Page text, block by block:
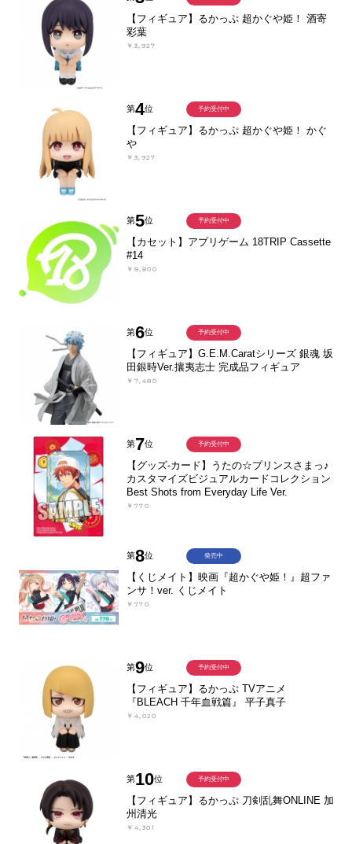
【フィギュア】るかっぷ 超かぐや姫！ 酒寄
彩葉
￥3,927
第4位
【フィギュア】るかっぷ 超かぐや姫！ かぐ
や
￥3,927
予約受付中
第5位
【カセット】アプリゲーム 18TRIP Cassette
#14
￥8,800
予約受付中
第6位
【フィギュア】G.E.M.Caratシリーズ 銀魂 坂
田銀時Ver.攘夷志士 完成品フィギュア
￥7,480
予約受付中
第7位
【グッズ-カード】うたの☆プリンスさまっ♪
カスタマイズビジュアルカードコレクション
Best Shots from Everyday Life Ver.
￥770
予約受付中
第8位
【くじメイト】映画『超かぐや姫！』超ファ
ンサ！ver. くじメイト
￥770
発売中
第9位
【フィギュア】るかっぷ TVアニメ
『BLEACH 千年血戦篇』 平子真子
￥4,020
予約受付中
第10位
【フィギュア】るかっぷ 刀剣乱舞ONLINE 加
州清光
￥4,301
予約受付中